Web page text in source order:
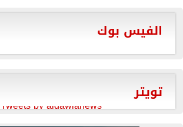
الفيس بوك
تويتر
Tweets by aldawlanews